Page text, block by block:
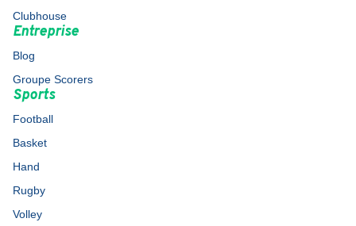
Clubhouse
Entreprise
Blog
Groupe Scorers
Sports
Football
Basket
Hand
Rugby
Volley